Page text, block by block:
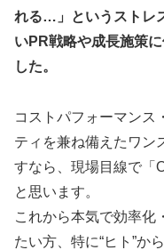
れる…」というストレ
いPR戦略や成長施策
した。
コストパフォーマンス
ティを兼ね備えたワン
すなら、現場目線で「
と思います。
これから本気で効率化
たい方、特に“ヒト”か